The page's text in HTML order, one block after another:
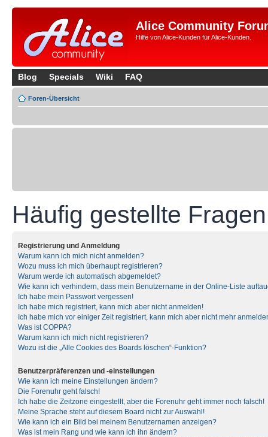
Alice Community
Hilfe von Alice-Kunden für Alice-Kunden.
Blog Specials Wiki FAQ
Foren-Übersicht
Häufig gestellte Fragen
Registrierung und Anmeldung
Warum kann ich mich nicht anmelden?
Wozu muss ich mich überhaupt registrieren?
Warum werde ich automatisch abgemeldet?
Wie kann ich verhindern, dass mein Benutzername in der Online-Liste
Ich habe mein Passwort vergessen!
Ich habe mich registriert, kann mich aber nicht anmelden!
Ich habe mich vor einiger Zeit registriert, kann mich aber nicht mehr
Was ist COPPA?
Warum kann ich mich nicht registrieren?
Wozu ist die „Alle Cookies des Boards löschen“-Funktion?
Benutzerpräferenzen und -einstellungen
Wie kann ich meine Einstellungen ändern?
Die Forenuhr geht falsch!
Ich habe die Zeitzone eingestellt, aber die Forenuhr geht immer noch falsch!
Meine Sprache steht auf diesem Board nicht zur Auswahl!
Wie kann ich ein Bild bei meinem Benutzernamen anzeigen?
Was ist mein Rang und wie kann ich ihn ändern?